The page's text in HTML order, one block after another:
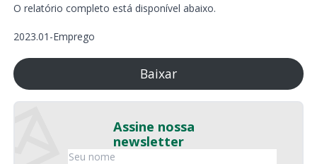
O relatório completo está disponível abaixo.
2023.01-Emprego
Baixar
Assine nossa
newsletter